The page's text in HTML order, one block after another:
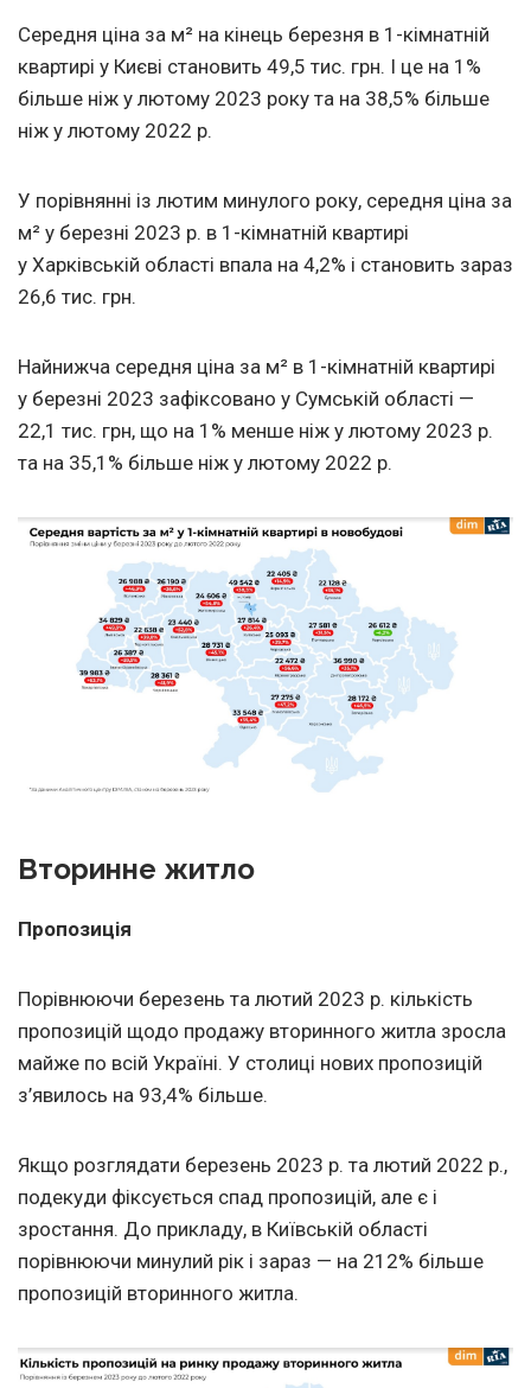
Середня ціна за м² на кінець березня в 1-кімнатній
квартирі у Києві становить 49,5 тис. грн. І це на 1%
більше ніж у лютому 2023 року та на 38,5% більше
ніж у лютому 2022 р.
У порівнянні із лютим минулого року, середня ціна за
м² у березні 2023 р. в 1-кімнатній квартирі
у Харківській області впала на 4,2% і становить зараз
26,6 тис. грн.
Найнижча середня ціна за м² в 1-кімнатній квартирі
у березні 2023 зафіксовано у Сумській області —
22,1 тис. грн, що на 1% менше ніж у лютому 2023 р.
та на 35,1% більше ніж у лютому 2022 р.
Вторинне житло
Пропозиція
Порівнюючи березень та лютий 2023 р. кількість
пропозицій щодо продажу вторинного житла зросла
майже по всій Україні. У столиці нових пропозицій
з’явилось на 93,4% більше.
Якщо розглядати березень 2023 р. та лютий 2022 р.,
подекуди фіксується спад пропозицій, але є і
зростання. До прикладу, в Київській області
порівнюючи минулий рік і зараз — на 212% більше
пропозицій вторинного житла.